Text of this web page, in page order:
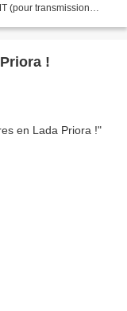
(pour transmission
!